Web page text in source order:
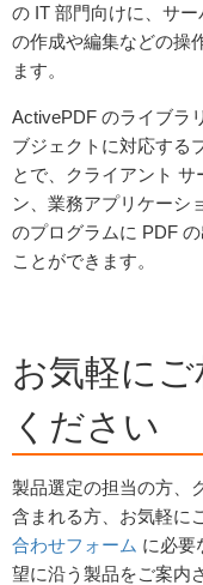
2016/09/19
2016/07/29
2016/07/27
2016/07/12
2016/06/06
2016/05/25
2016/03/17
ド (日本
2016/03/14
2016/02/26
2016/02/12
2016/01/28
2015/10/13
2015/09/15
2015/09/02
の IT 部門向けに、サ
の作成や編集などの操
ます。
ActivePDF のライブラ
ブジェクトに対応する
とで、クライアント
ン、業務アプリケーシ
のプログラムに PDF
ことができます。
お気軽に
ください
製品選定の担当の方、
含まれる方、お気軽に
合わせフォーム に必要
望に沿う製品をご案内